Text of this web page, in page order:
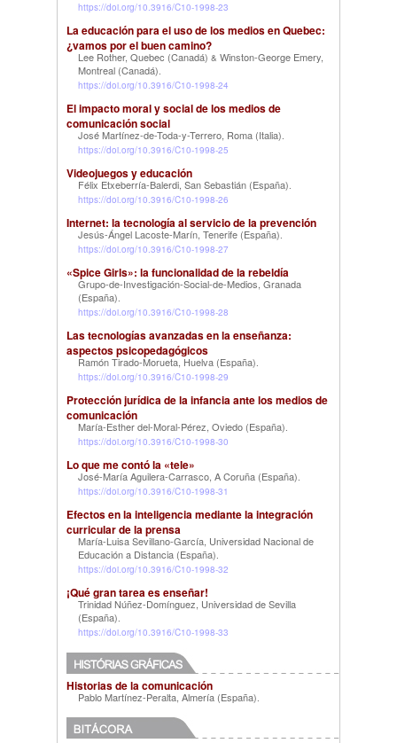
https://doi.org/10.3916/C10-1998-23
La educación para el uso de los medios en Quebec:
¿vamos por el buen camino?
Lee Rother, Quebec (Canadá) & Winston-George Emery,
Montreal (Canadá).
https://doi.org/10.3916/C10-1998-24
El impacto moral y social de los medios de
comunicación social
José Martínez-de-Toda-y-Terrero, Roma (Italia).
https://doi.org/10.3916/C10-1998-25
Videojuegos y educación
Félix Etxeberría-Balerdi, San Sebastián (España).
https://doi.org/10.3916/C10-1998-26
Internet: la tecnología al servicio de la prevención
Jesús-Ángel Lacoste-Marín, Tenerife (España).
https://doi.org/10.3916/C10-1998-27
«Spice Girls»: la funcionalidad de la rebeldía
Grupo-de-Investigación-Social-de-Medios, Granada
(España).
https://doi.org/10.3916/C10-1998-28
Las tecnologías avanzadas en la enseñanza:
aspectos psicopedagógicos
Ramón Tirado-Morueta, Huelva (España).
https://doi.org/10.3916/C10-1998-29
Protección jurídica de la infancia ante los medios de
comunicación
María-Esther del-Moral-Pérez, Oviedo (España).
https://doi.org/10.3916/C10-1998-30
Lo que me contó la «tele»
José-María Aguilera-Carrasco, A Coruña (España).
https://doi.org/10.3916/C10-1998-31
Efectos en la inteligencia mediante la integración
curricular de la prensa
María-Luisa Sevillano-García, Universidad Nacional de
Educación a Distancia (España).
https://doi.org/10.3916/C10-1998-32
¡Qué gran tarea es enseñar!
Trinidad Núñez-Domínguez, Universidad de Sevilla
(España).
https://doi.org/10.3916/C10-1998-33
Historias de la comunicación
Pablo Martínez-Peralta, Almería (España).